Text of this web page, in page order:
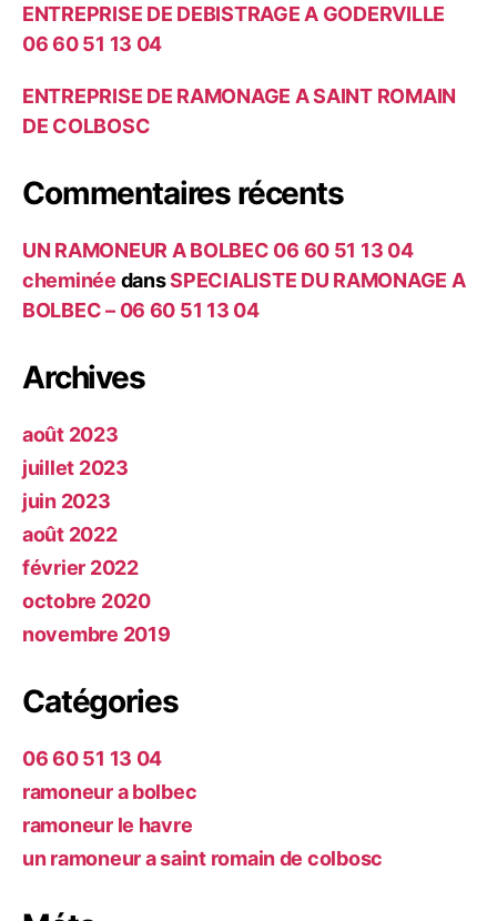
ENTREPRISE DE DEBISTRAGE A GODERVILLE
06 60 51 13 04
ENTREPRISE DE RAMONAGE A SAINT ROMAIN
DE COLBOSC
Commentaires récents
UN RAMONEUR A BOLBEC 06 60 51 13 04
cheminée dansSPECIALISTE DU RAMONAGE A
BOLBEC – 06 60 51 13 04
Archives
août 2023
juillet 2023
juin 2023
août 2022
février 2022
octobre 2020
novembre 2019
Catégories
06 60 51 13 04
ramoneur a bolbec
ramoneur le havre
un ramoneur a saint romain de colbosc